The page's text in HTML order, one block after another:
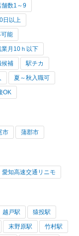
舗数1～9
日以上
能
業月10ｈ以下
候補 駅チカ
夏～秋入職可
OK
市 蒲郡市
愛知高速交通リニモ
越戸駅 猿投駅
末野原駅 竹村駅